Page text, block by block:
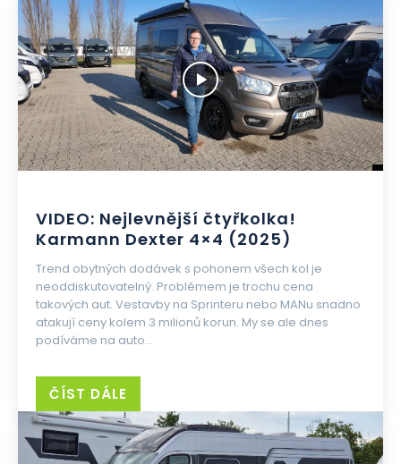
VIDEO: Nejlevnější čtyřkolka!
Karmann Dexter 4×4 (2025)
Trend obytných dodávek s pohonem všech kol je
neoddiskutovatelný. Problémem je trochu cena
takových aut. Vestavby na Sprinteru nebo MANu snadno
atakují ceny kolem 3 milionů korun. My se ale dnes
podíváme na auto...
ČÍST DÁLE